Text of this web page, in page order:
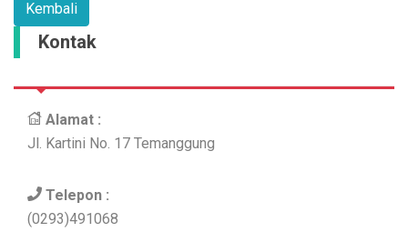
Kontak
Alamat :
Jl. Kartini No. 17 Temanggung
Telepon :
(0293)491068